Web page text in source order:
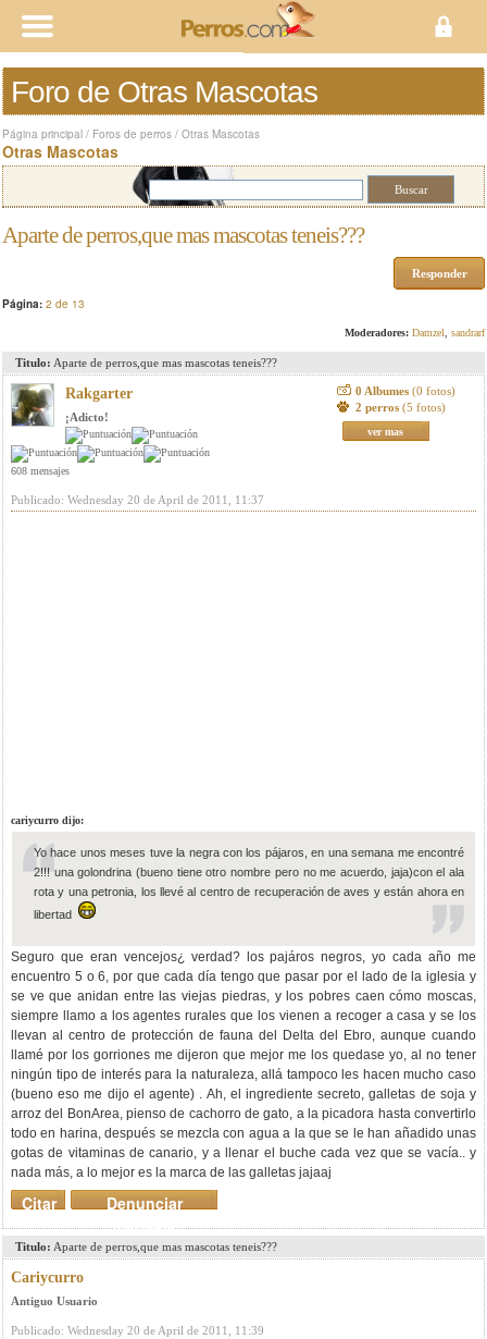
Foro de Otras Mascotas
Página principal / Foros de perros / Otras Mascotas
Otras Mascotas
Aparte de perros,que mas mascotas teneis???
Responder
Página: 2 de 13
Moderadores: Damzel sandrarf
Titulo: Aparte de perros,que mas mascotas teneis???
Rakgarter
¡Adicto!
608 mensajes
0 Albumes (0 fotos)
2 perros (5 fotos)
ver mas
Publicado: Wednesday 20 de April de 2011, 11:37
cariycurro dijo:
Yo hace unos meses tuve la negra con los pájaros, en una semana me encontré
2!!! una golondrina (bueno tiene otro nombre pero no me acuerdo, jaja)con el ala
rota y una petronia, los llevé al centro de recuperación de aves y están ahora en
libertad
Seguro que eran vencejos¿ verdad? los pajáros negros, yo cada año me
encuentro 5 o 6, por que cada día tengo que pasar por el lado de la iglesia y
se ve que anidan entre las viejas piedras, y los pobres caen cómo moscas,
siempre llamo a los agentes rurales que los vienen a recoger a casa y se los
llevan al centro de protección de fauna del Delta del Ebro, aunque cuando
llamé por los gorriones me dijeron que mejor me los quedase yo, al no tener
ningún tipo de interés para la naturaleza, allá tampoco les hacen mucho caso
(bueno eso me dijo el agente) . Ah, el ingrediente secreto, galletas de soja y
arroz del BonArea, pienso de cachorro de gato, a la picadora hasta convertirlo
todo en harina, después se mezcla con agua a la que se le han añadido unas
gotas de vitaminas de canario, y a llenar el buche cada vez que se vacía.. y
nada más, a lo mejor es la marca de las galletas jajaaj
Denunciar
mensaje
Citar
Titulo: Aparte de perros,que mas mascotas teneis???
Cariycurro
Antiguo Usuario
Publicado: Wednesday 20 de April de 2011, 11:39